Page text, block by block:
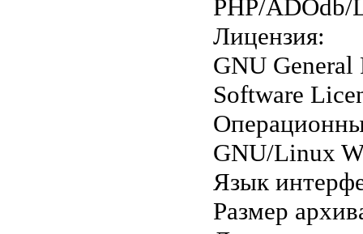
PHP/ADOdb/
Лицензия:
GNU
Software
GNU/Linux
Язык
Размер